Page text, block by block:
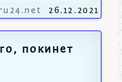
26.12.2021
покинет